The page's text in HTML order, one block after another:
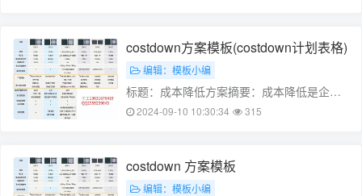
究。本项目旨在通过人工智能技术,实现对生
产过程的智能监控和管理,提高生……
costdown方案模板(costdown计划表格)
编辑：模板小编
标题：成本降低方案摘要：成本降低是企业
提高效益的重要手段。本文通过分析企业成
成本构成分析1. 人工成本：包括员工薪资、
社会保险和福利等，是企业成本的主要……
2024-09-10 10:30:34 315
costdown 方案模板
编辑：模板小编